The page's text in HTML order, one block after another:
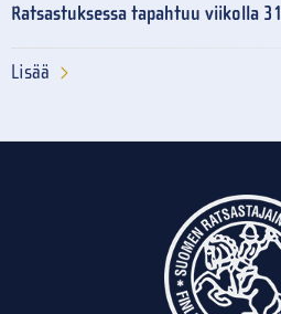
Ratsastuksessa tapahtuu viikolla 31
Lisää